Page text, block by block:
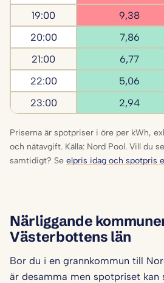
19:00
9,38
20:00
7,86
21:00
6,77
22:00
5,06
23:00
2,94
Priserna är spotpriser i öre per kWh,
och nätavgift. Källa: Nord Pool. Vill du
samtidigt? Se elpris idag och spotpris
Närliggande
Västerbottens län
Bor du i en grannkommun till
är desamma men spotpriset kan